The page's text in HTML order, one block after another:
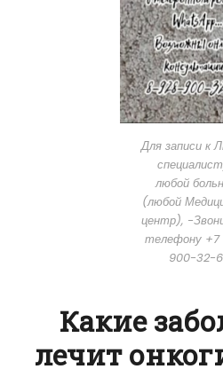
Для записи к
любой
(любой
центр), -
телефону
900-32-
Какие
лечит